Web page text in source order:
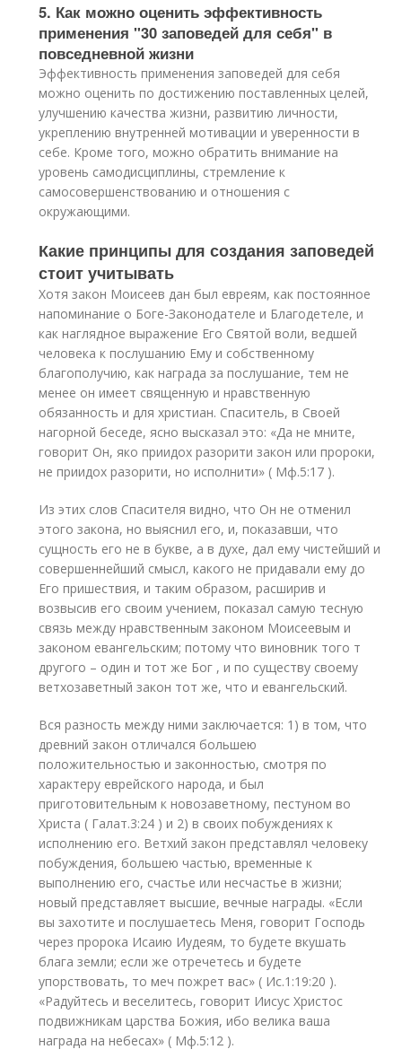
5. Как можно оценить эффективность
применения "30 заповедей для себя" в
повседневной жизни
Эффективность применения заповедей для себя
можно оценить по достижению поставленных целей,
улучшению качества жизни, развитию личности,
укреплению внутренней мотивации и уверенности в
себе. Кроме того, можно обратить внимание на
уровень самодисциплины, стремление к
самосовершенствованию и отношения с
окружающими.
Какие принципы для создания заповедей
стоит учитывать
Хотя закон Моисеев дан был евреям, как постоянное
напоминание о Боге-Законодателе и Благодетеле, и
как наглядное выражение Его Святой воли, ведшей
человека к послушанию Ему и собственному
благополучию, как награда за послушание, тем не
менее он имеет священную и нравственную
обязанность и для христиан. Спаситель, в Своей
нагорной беседе, ясно высказал это: «Да не мните,
говорит Он, яко приидох разорити закон или пророки,
не приидох разорити, но исполнити» ( Мф.5:17 ).
Из этих слов Спасителя видно, что Он не отменил
этого закона, но выяснил его, и, показавши, что
сущность его не в букве, а в духе, дал ему чистейший и
совершеннейший смысл, какого не придавали ему до
Его пришествия, и таким образом, расширив и
возвысив его своим учением, показал самую тесную
связь между нравственным законом Моисеевым и
законом евангельским; потому что виновник того т
другого – один и тот же Бог , и по существу своему
ветхозаветный закон тот же, что и евангельский.
Вся разность между ними заключается: 1) в том, что
древний закон отличался большею
положительностью и законностью, смотря по
характеру еврейского народа, и был
приготовительным к новозаветному, пестуном во
Христа ( Галат.3:24 ) и 2) в своих побуждениях к
исполнению его. Ветхий закон представлял человеку
побуждения, большею частью, временные к
выполнению его, счастье или несчастье в жизни;
новый представляет высшие, вечные награды. «Если
вы захотите и послушаетесь Меня, говорит Господь
через пророка Исаию Иудеям, то будете вкушать
блага земли; если же отречетесь и будете
упорствовать, то меч пожрет вас» ( Ис.1:19:20 ).
«Радуйтесь и веселитесь, говорит Иисус Христос
подвижникам царства Божия, ибо велика ваша
награда на небесах» ( Мф.5:12 ).